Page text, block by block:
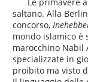
saltano. Alla
concorso,
mondo islamico è
marocchino Nabil
specializzate in
proibito ma visto